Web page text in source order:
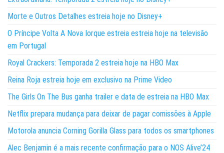
Morte e Outros Detalhes estreia hoje no Disney+
O Príncipe Volta A Nova Iorque estreia estreia hoje na televisão
em Portugal
Royal Crackers: Temporada 2 estreia hoje na HBO Max
Reina Roja estreia hoje em exclusivo na Prime Video
The Girls On The Bus ganha trailer e data de estreia na HBO Max
Netflix prepara mudança para deixar de pagar comissões à Apple
Motorola anuncia Corning Gorilla Glass para todos os smartphones
Alec Benjamin é a mais recente confirmação para o NOS Alive’24